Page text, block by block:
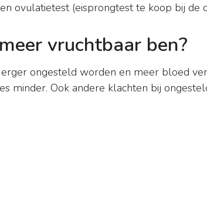
ovulatietest (eisprongtest te koop bij de
vruchtbaar ben?
erger ongesteld worden en meer bloed
minder. Ook andere klachten bij